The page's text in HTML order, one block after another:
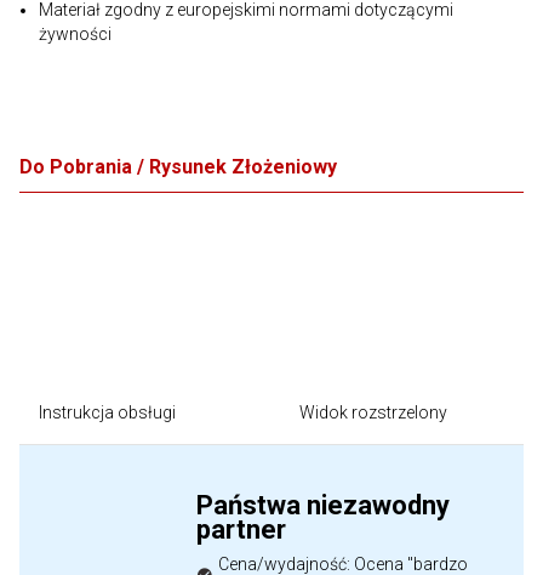
Materiał zgodny z europejskimi normami dotyczącymi
żywności
Do Pobrania / Rysunek Złożeniowy
Instrukcja obsługi Widok rozstrzelony
Państwa niezawodny
partner
Cena/wydajność: Ocena "bardzo